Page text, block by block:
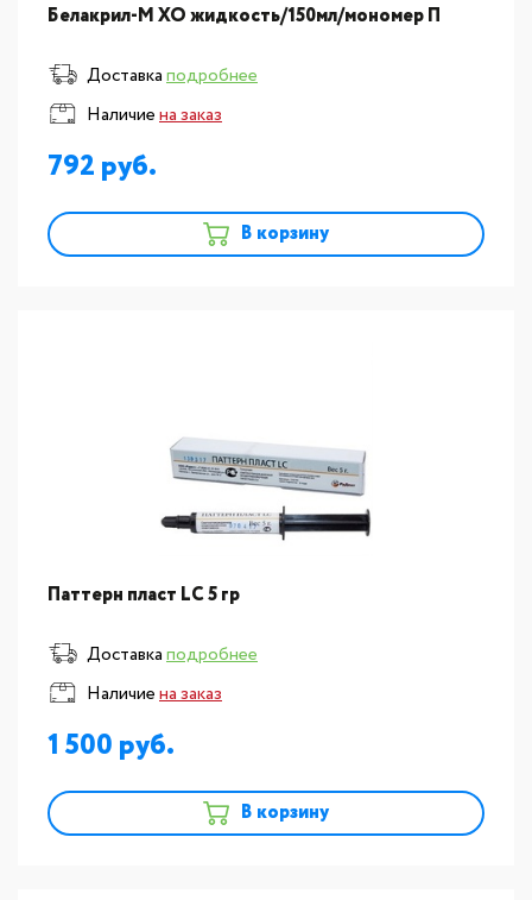
Белакрил-М ХО жидкость/150мл/мономер П
Доставкаподробнее
Наличиена заказ
792
В корзину
Паттерн пласт LC 5 гр
Доставкаподробнее
Наличиена заказ
1 500
В корзину